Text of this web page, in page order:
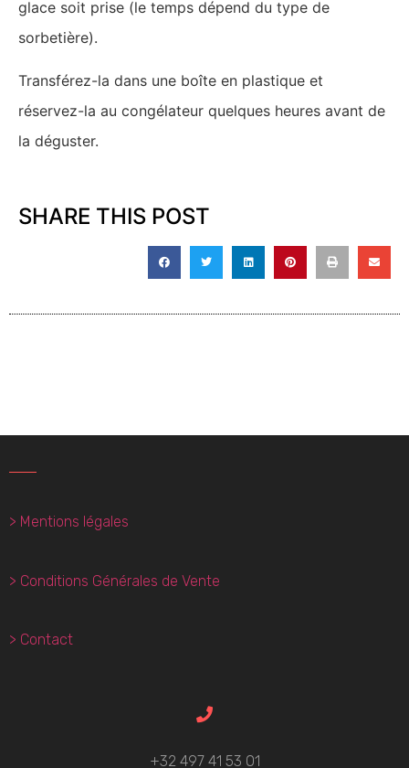
glace soit prise (le temps dépend du type de
sorbetière).
Transférez-la dans une boîte en plastique et
réservez-la au congélateur quelques heures avant de
la déguster.
SHARE THIS POST
> Mentions légales
> Conditions Générales de Vente
> Contact
+32 497 41 53 01